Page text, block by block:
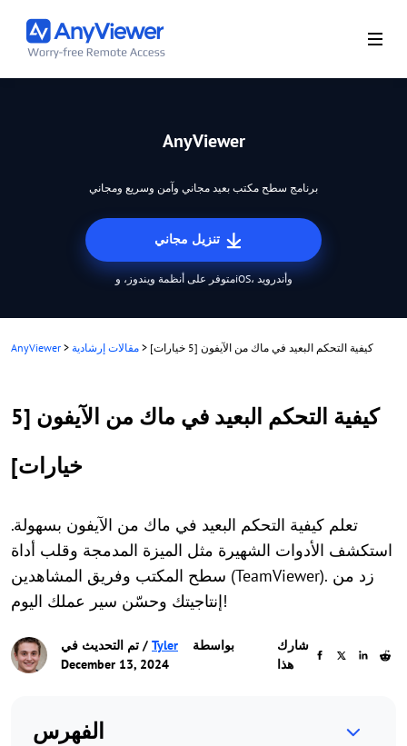
AnyViewer
برنامج سطح مكتب بعيد مجاني وآمن وسريع ومجاني
متوفر على أنظمة ويندوز، وiOS، وأندرويد
AnyViewer > مقالات إرشادية > كيفية التحكم البعيد في ماك من الآيفون [5 خيارات]
كيفية التحكم البعيد في ماك من الآيفون [5
خيارات]
تعلم كيفية التحكم البعيد في ماك من الآيفون بسهولة.
استكشف الأدوات الشهيرة مثل الميزة المدمجة وقلب أداة
سطح المكتب وفريق المشاهدين (TeamViewer). زد من
إنتاجيتك وحسّن سير عملك اليوم!
بواسطة Tyler / تم التحديث في
December 13, 2024
شارك
هذا
الفهرس